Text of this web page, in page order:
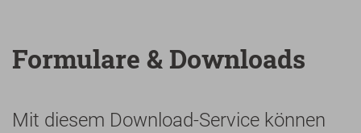
Formulare & Downloads
Mit diesem Download-Service können